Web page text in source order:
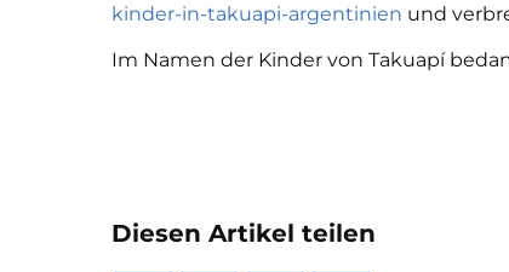
kinder-in-takuapi-argentinien und
Im Namen der Kinder von Takuapí
Diesen Artikel teilen